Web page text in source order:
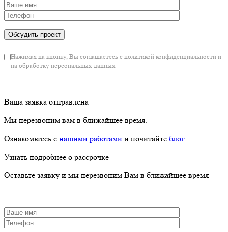
Нажимая на кнопку, Вы соглашаетесь с политикой конфиденциальности и
на обработку персональных данных
Ваша заявка отправлена
Мы перезвоним вам в ближайшее время.
Ознакомьтесь с нашими работами и почитайте блог.
Узнать подробнее о рассрочке
Оставьте заявку и мы перезвоним Вам в ближайшее время